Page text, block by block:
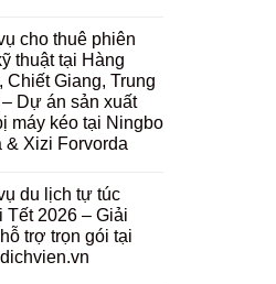
cho thuê phiên
thuật tại Hàng
Chiết Giang, Trung
Dự án sản xuất
máy kéo tại Ningbo
& Xizi Forvorda
du lịch tự túc
Tết 2026 – Giải
trợ trọn gói tại